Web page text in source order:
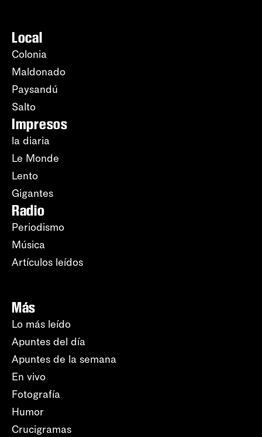
Local
Colonia
Maldonado
Paysandú
Salto
Impresos
la diaria
Le Monde
Lento
Gigantes
Radio
Periodismo
Música
Artículos leídos
Más
Lo más leído
Apuntes del día
Apuntes de la semana
En vivo
Fotografía
Humor
Crucigramas